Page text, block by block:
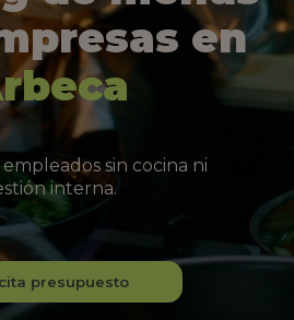
en
sin cocina ni
interna.
presupuesto